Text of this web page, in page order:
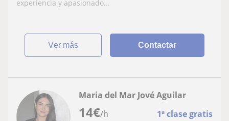
experiencia y apasionado...
ver más Contactar
14€/h 1ª clase gratis
Maria del Mar Jové Aguilar